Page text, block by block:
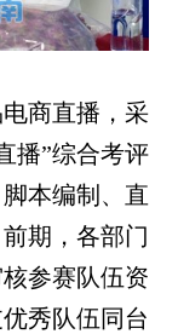
商直播，采
播”综合考评
本编制、直
期，各部门
参赛队伍资
秀队伍同台